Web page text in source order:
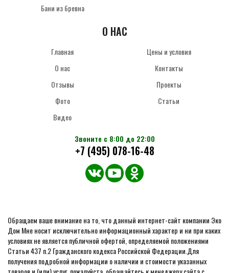
Бани из бревна
О НАС
Главная
О нас
Отзывы
Фото
Видео
Цены и условия
Контакты
Проекты
Статьи
Звоните с 8:00 до 22:00
+7 (495) 078-16-48
Обращаем ваше внимание на то, что данный интернет-сайт компании Эко
Дом Мне носит исключительно информационный характер и ни при каких
условиях не является публичной офертой, определяемой положениями
Статьи 437 п.2 Гражданского кодекса Российской Федерации.Для
получения подробной информации о наличии и стоимости указанных